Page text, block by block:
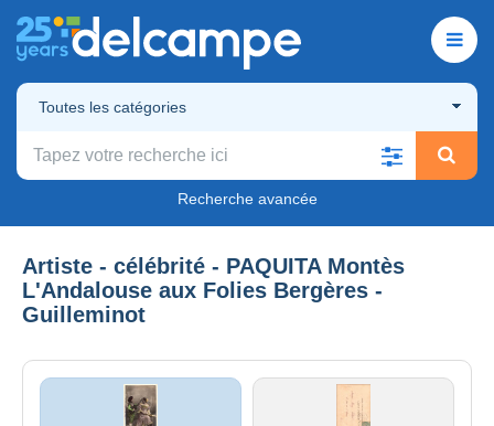
Toutes les catégories
Recherche avancée
Artiste - célébrité - PAQUITA Montès
L'Andalouse aux Folies Bergères -
Guilleminot